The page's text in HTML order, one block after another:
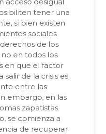
tener una
si bien existen
sociales
de los
no en todos los
en que el factor
de la crisis es
entre las
embargo, en las
zapatistas
se comienza a
de recuperar